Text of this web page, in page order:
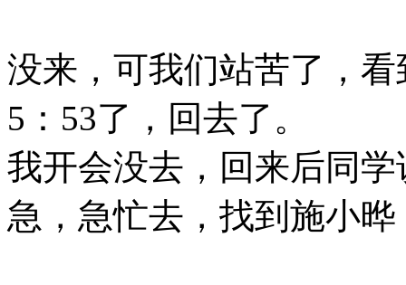
没来，可我们站苦了，
5：53了，回去了。
我开会没去，回来后同
急，急忙去，找到施小